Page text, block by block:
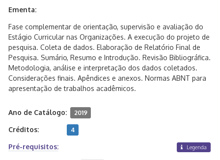
Ementa:
Fase complementar de orientação, supervisão e avaliação do
Estágio Curricular nas Organizações. A execução do projeto de
pesquisa. Coleta de dados. Elaboração de Relatório Final de
Pesquisa. Sumário, Resumo e Introdução. Revisão Bibliográfica.
Metodologia, análise e interpretação dos dados coletados.
Considerações finais. Apêndices e anexos. Normas ABNT para
apresentação de trabalhos acadêmicos.
Ano de Catálogo: 2019
Créditos: 4
Pré-requisitos: Legenda